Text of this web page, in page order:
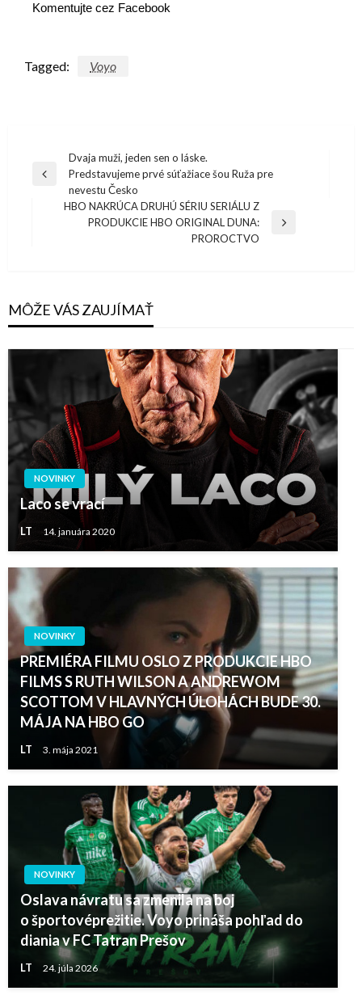
Komentujte cez Facebook
Tagged: Voyo
Navigácia
článku
Previous
Dvaja muži, jeden sen o láske.
Predstavujeme prvé súťažiace šou Ruža pre
nevestu Česko
HBO NAKRÚCA DRUHÚ SÉRIU SERIÁLU Z
PRODUKCIE HBO ORIGINAL DUNA:
PROROCTVO
MÔŽE VÁS ZAUJÍMAŤ
NOVINKY
Laco se vrací
LT 14. januára 2020
NOVINKY
PREMIÉRA FILMU OSLO Z PRODUKCIE HBO
FILMS S RUTH WILSON A ANDREWOM
SCOTTOM V HLAVNÝCH ÚLOHÁCH BUDE 30.
MÁJA NA HBO GO
LT 3. mája 2021
NOVINKY
Oslava návratu sa zmenila na boj
o športovéprežitie. Voyo prináša pohľad do
diania v FC Tatran Prešov
LT 24. júla 2026